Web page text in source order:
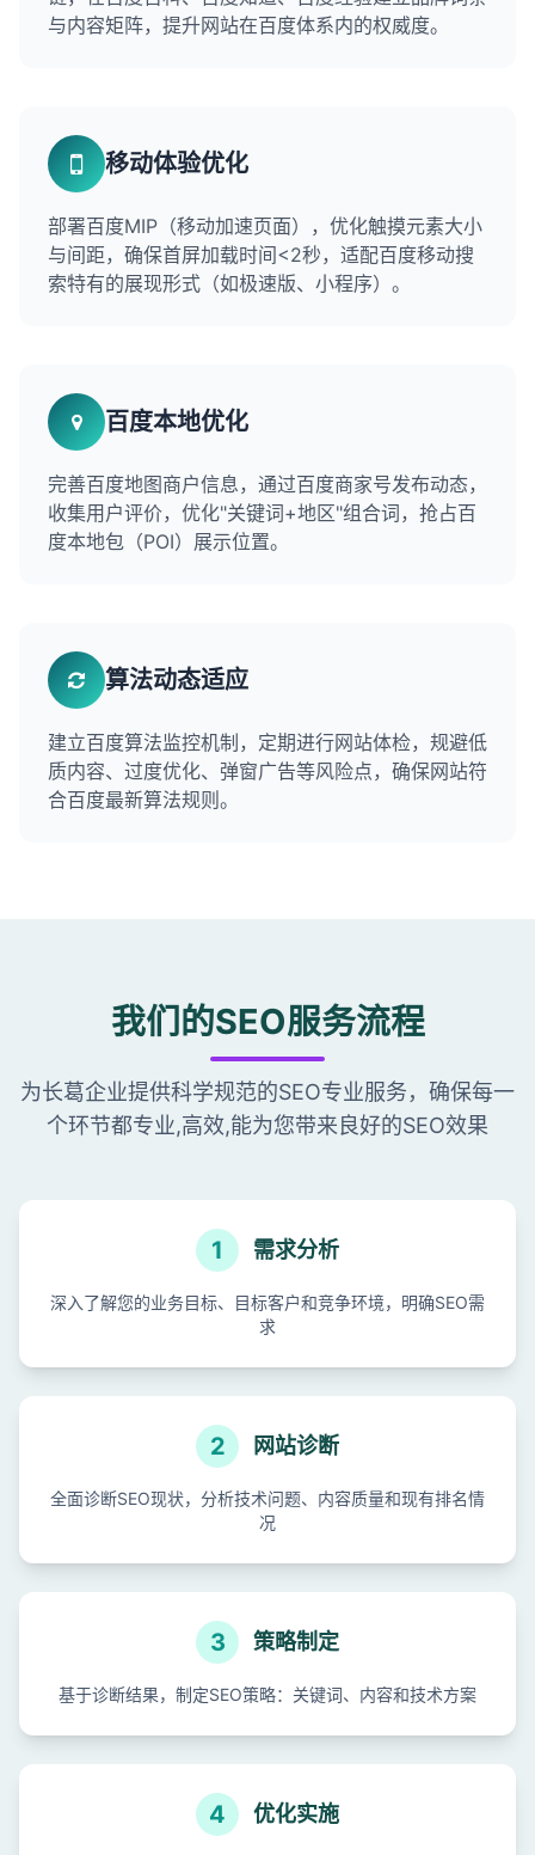
与内容矩阵，提升网站在百度体系内的权威度。
移动体验优化
部署百度MIP（移动加速页面），优化触摸元素大小
与间距，确保首屏加载时间<2秒，适配百度移动搜
索特有的展现形式（如极速版、小程序）。
百度本地优化
完善百度地图商户信息，通过百度商家号发布动态，
收集用户评价，优化"关键词+地区"组合词，抢占百
度本地包（POI）展示位置。
算法动态适应
建立百度算法监控机制，定期进行网站体检，规避低
质内容、过度优化、弹窗广告等风险点，确保网站符
合百度最新算法规则。
我们的SEO服务流程
为长葛企业提供科学规范的SEO专业服务，确保每一
个环节都专业,高效,能为您带来良好的SEO效果
1 需求分析
深入了解您的业务目标、目标客户和竞争环境，明确SEO需
求
2 网站诊断
全面诊断SEO现状，分析技术问题、内容质量和现有排名情
况
3 策略制定
基于诊断结果，制定SEO策略：关键词、内容和技术方案
4 优化实施